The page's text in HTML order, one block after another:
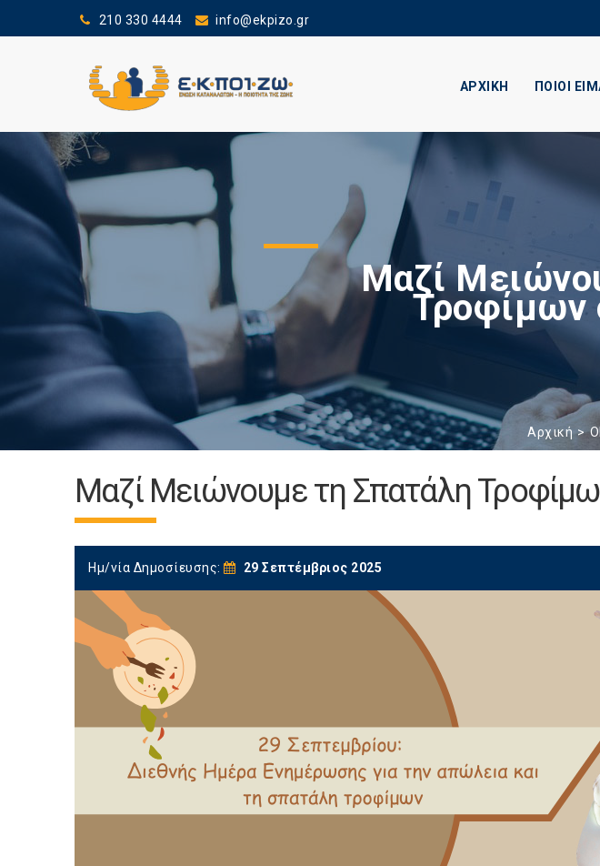
210 330 4444 info@ekpizo.gr
ΑΡΧΙΚΗ ΠΟΙΟΙ
Μαζί
Τροφίμων
Αρχική
Μαζί Μειώνουμε τη Σπατάλη
Ημ/νία Δημοσίευσης: 29 Σεπτέμβριος 2025